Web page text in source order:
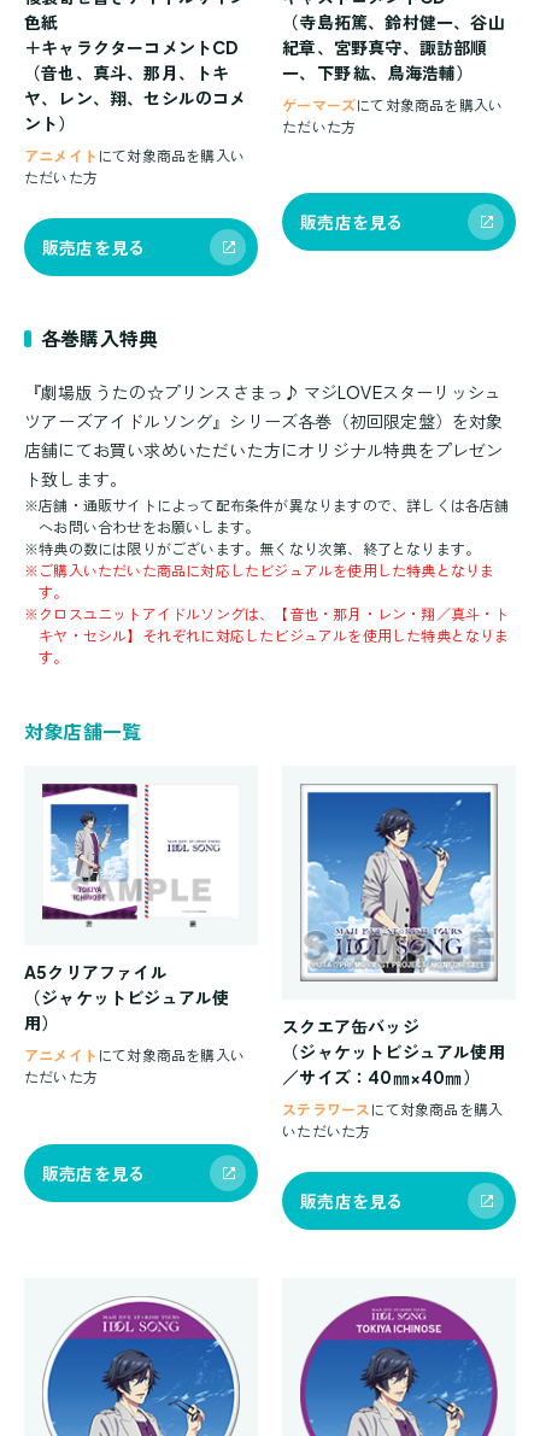
色紙
＋キャラクターコメントCD
（音也、真斗、那月、トキ
ヤ、レン、翔、セシルのコメ
ント）
アニメイト にて対象商品を購入い
ただいた方
販売店を見る
（寺島拓篤、鈴村健一、谷山
紀章、宮野真守、諏訪部順
一、下野 紘、鳥海浩輔）
ゲーマーズにて対象商品を購入い
ただいた方
販売店を見る
各巻購入特典
『劇場版 うたの☆プリンスさまっ♪ マジLOVEスターリッシュ
ツアーズアイドルソング』シリーズ各巻（初回限定盤）を対象
店舗にてお買い求めいただいた方にオリジナル特典をプレゼン
ト致します。
※店舗・通販サイトによって配布条件が異なりますので、詳しくは各店舗
へお問い合わせをお願いします。
※特典の数には限りがございます。無くなり次第、終了となります。
※ ご購入いただいた商品に対応したビジュアルを使用した特典となりま
す。
※クロスユニットアイドルソングは、【音也・那月・レン・翔／真斗・ト
キヤ・セシル】それぞれに対応したビジュアルを使用した特典となりま
す。
対象店舗一覧
A5クリアファイル
（ジャケットビジュアル使
用）
アニメイト にて対象商品を購入い
ただいた方
販売店を見る
スクエア缶バッジ
（ジャケットビジュアル使用
／サイズ：40㎜×40㎜）
ステラワース にて対象商品を購入
いただいた方
販売店を見る